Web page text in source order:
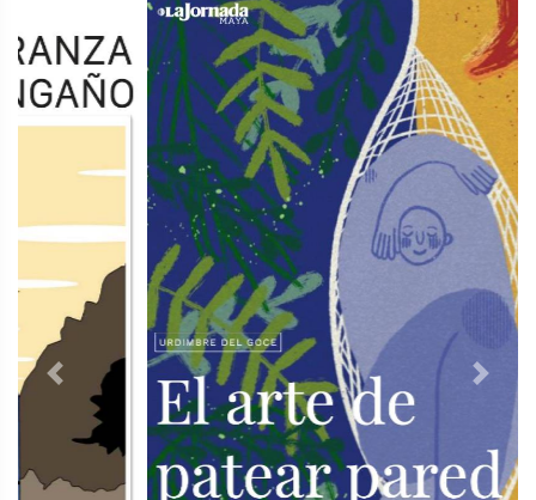
Previous Next